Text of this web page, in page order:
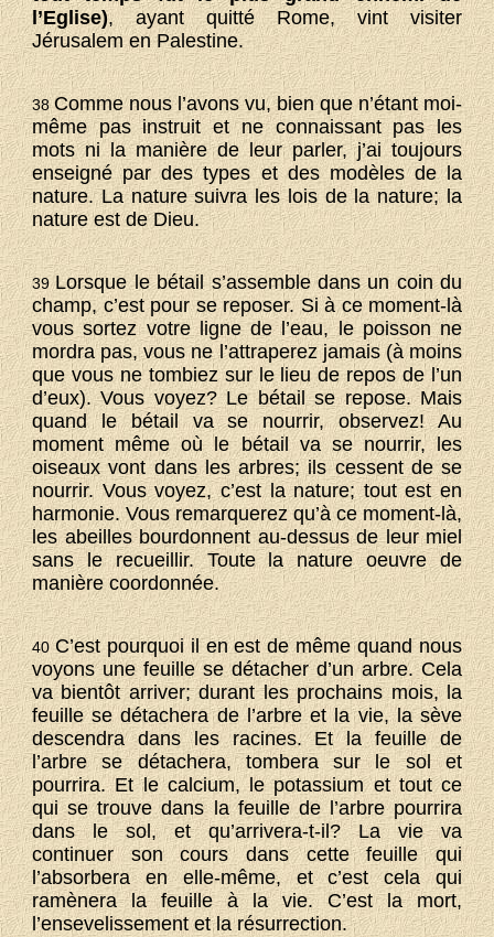
l’Eglise), ayant quitté Rome, vint visiter
Jérusalem en Palestine.
38Comme nous l’avons vu, bien que n’étant moi-
même pas instruit et ne connaissant pas les
mots ni la manière de leur parler, j’ai toujours
enseigné par des types et des modèles de la
nature. La nature suivra les lois de la nature; la
nature est de Dieu.
39Lorsque le bétail s’assemble dans un coin du
champ, c’est pour se reposer. Si à ce moment-là
vous sortez votre ligne de l’eau, le poisson ne
mordra pas, vous ne l’attraperez jamais (à moins
que vous ne tombiez sur le lieu de repos de l’un
d’eux). Vous voyez? Le bétail se repose. Mais
quand le bétail va se nourrir, observez! Au
moment même où le bétail va se nourrir, les
oiseaux vont dans les arbres; ils cessent de se
nourrir. Vous voyez, c’est la nature; tout est en
harmonie. Vous remarquerez qu’à ce moment-là,
les abeilles bourdonnent au-dessus de leur miel
sans le recueillir. Toute la nature oeuvre de
manière coordonnée.
40C’est pourquoi il en est de même quand nous
voyons une feuille se détacher d’un arbre. Cela
va bientôt arriver; durant les prochains mois, la
feuille se détachera de l’arbre et la vie, la sève
descendra dans les racines. Et la feuille de
l’arbre se détachera, tombera sur le sol et
pourrira. Et le calcium, le potassium et tout ce
qui se trouve dans la feuille de l’arbre pourrira
dans le sol, et qu’arrivera-t-il? La vie va
continuer son cours dans cette feuille qui
l’absorbera en elle-même, et c’est cela qui
ramènera la feuille à la vie. C’est la mort,
l’ensevelissement et la résurrection.